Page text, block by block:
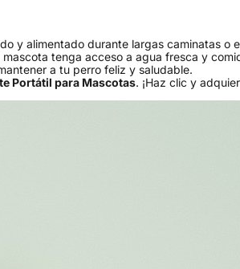
y alimentado durante largas caminatas o
tenga acceso a agua fresca y
a tu perro feliz y saludable.
Portátil para Mascotas. ¡Haz clic y